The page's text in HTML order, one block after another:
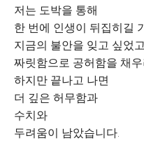
저는 도박을 통해
한 번에 인생이 뒤집히길
지금의 불안을 잊고 싶었
짜릿함으로 공허함을 채
하지만 끝나고 나면
더 깊은 허무함과
수치와
두려움이 남았습니다.